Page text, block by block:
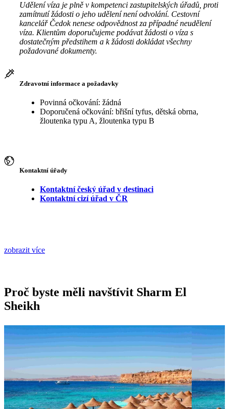
Udělení víza je plně v kompetenci zastupitelských úřadů, proti
zamítnutí žádosti o jeho udělení není odvolání. Cestovní
kancelář Čedok nenese odpovědnost za případné neudělení
víza. Klientům doporučujeme podávat žádosti o víza s
dostatečným předstihem a k žádosti dokládat všechny
požadované dokumenty.
Zdravotní informace a požadavky
Povinná očkování: žádná
Doporučená očkování: břišní tyfus, dětská obrna,
žloutenka typu A, žloutenka typu B
Kontaktní úřady
Kontaktní český úřad v destinaci
Kontaktní cizí úřad v ČR
zobrazit více
Proč byste měli navštívit Sharm El
Sheikh